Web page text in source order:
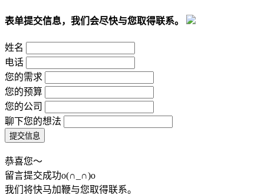
表单提交信息，我们会尽快与您取得联系。
姓名
电话
您的需求
您的预算
您的公司
聊下您的想法
恭喜您～
留言提交成功o(∩_∩)o
我们将快马加鞭与您取得联系。